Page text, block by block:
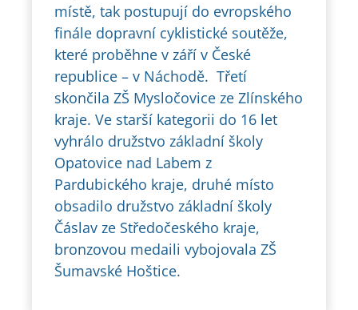
místě, tak postupují do evropského
finále dopravní cyklistické soutěže,
které proběhne v září v České
republice – v Náchodě. Třetí
skončila ZŠ Mysločovice ze Zlínského
kraje. Ve starší kategorii do 16 let
vyhrálo družstvo základní školy
Opatovice nad Labem z
Pardubického kraje, druhé místo
obsadilo družstvo základní školy
Čáslav ze Středočeského kraje,
bronzovou medaili vybojovala ZŠ
Šumavské Hoštice.